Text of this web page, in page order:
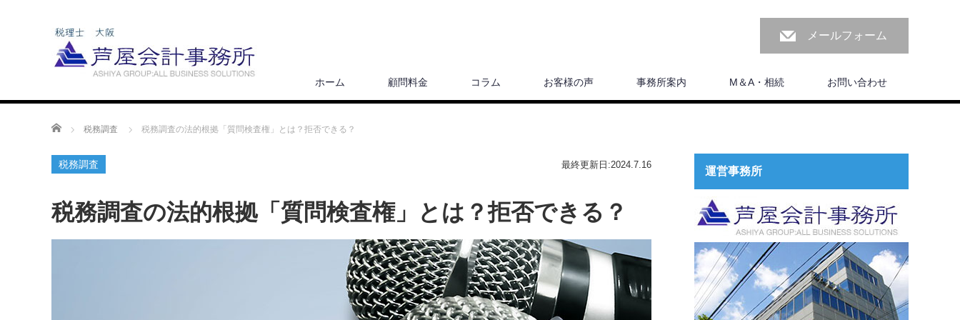
メールフォーム
ホーム 顧問料金 コラム お客様の声 事務所案内 M＆A・相続 お問い合わせ
ホーム
税務調査 税務調査の法的根拠「質問検査権」とは？拒否できる？
税務調査 最終更新日:2024.7.16
税務調査の法的根拠「質問検査権」とは？拒否できる？
運営事務所